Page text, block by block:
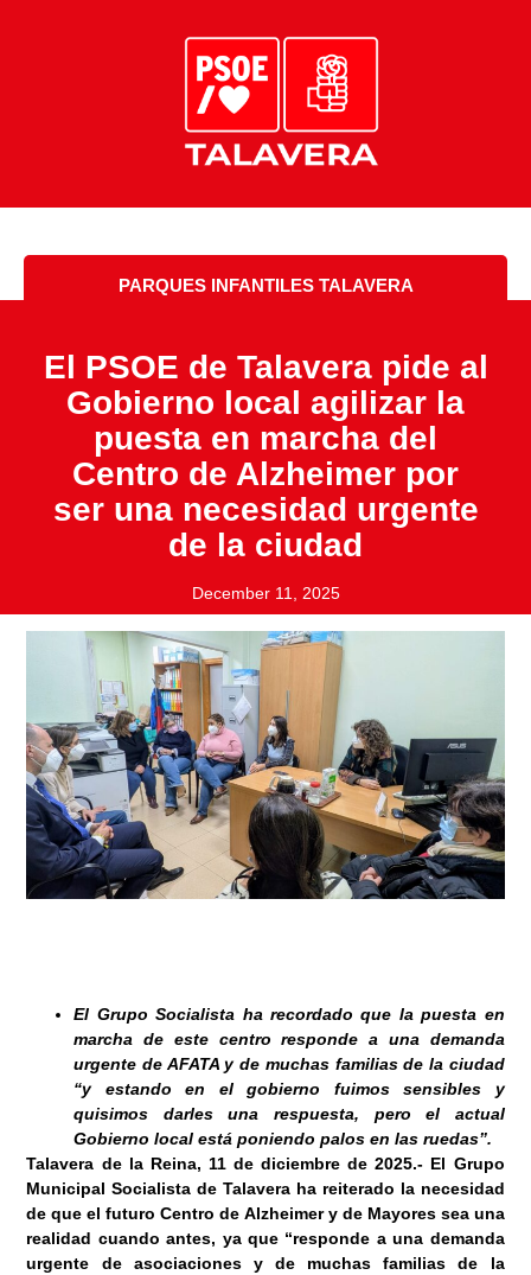
PARQUES INFANTILES TALAVERA
El PSOE de Talavera pide al
Gobierno local agilizar la
puesta en marcha del
Centro de Alzheimer por
ser una necesidad urgente
de la ciudad
December 11, 2025
El Grupo Socialista ha recordado que la puesta en
marcha de este centro responde a una demanda
urgente de AFATA y de muchas familias de la ciudad
“y estando en el gobierno fuimos sensibles y
quisimos darles una respuesta, pero el actual
Gobierno local está poniendo palos en las ruedas”.
Talavera de la Reina, 11 de diciembrede 2025.- El Grupo
Municipal Socialista de Talavera ha reiterado la necesidad
de que el futuro Centro de Alzheimer y de Mayores sea una
realidad cuando antes, ya que “responde a una demanda
urgente de asociaciones y de muchas familias de la